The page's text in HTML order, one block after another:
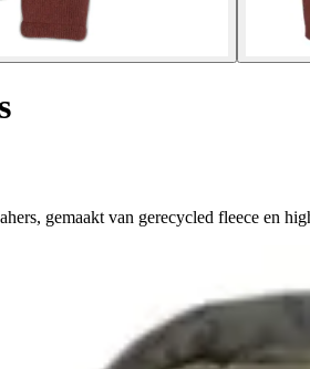
gemaakt van gerecycled fleece en